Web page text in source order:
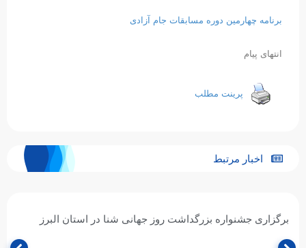
برنامه چهارمین دوره مسابقات جام آزادی
انتهای پیام
پرینت مطلب
اخبار مرتبط
برگزاری جشنواره بزرگداشت روز جهانی شنا در استان البرز